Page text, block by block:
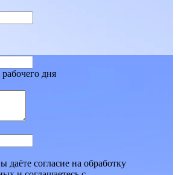
дня
согласие на обработку